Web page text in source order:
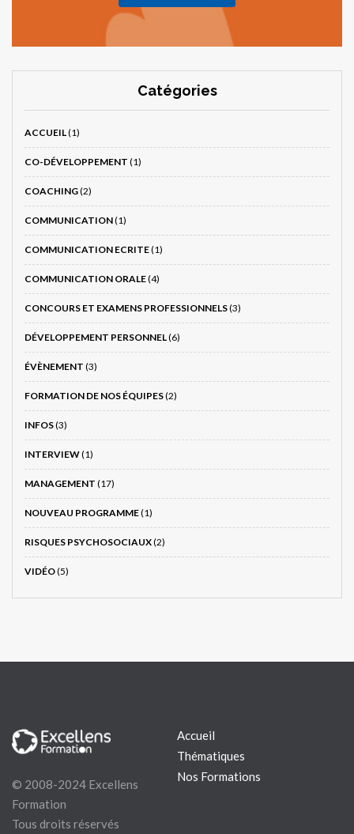
Catégories
ACCUEIL(1)
CO-DÉVELOPPEMENT (1)
COACHING(2)
COMMUNICATION(1)
COMMUNICATION ECRITE(1)
COMMUNICATION ORALE(4)
CONCOURS ET EXAMENS PROFESSIONNELS(3)
DÉVELOPPEMENT PERSONNEL(6)
ÉVÈNEMENT (3)
FORMATION DE NOS ÉQUIPES(2)
INFOS(3)
INTERVIEW(1)
MANAGEMENT (17)
NOUVEAU PROGRAMME(1)
RISQUES PSYCHOSOCIAUX(2)
VIDÉO(5)
© 2008-2024 Excellens
Formation
Tous droits réservés
Accueil
Thématiques
Nos Formations